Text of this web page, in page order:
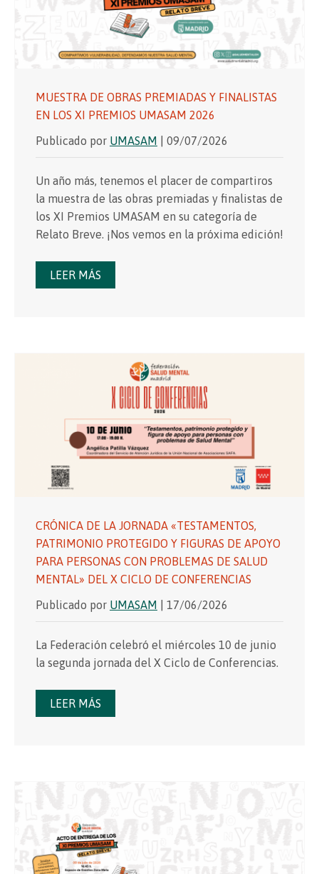
MUESTRA DE OBRAS PREMIADAS Y FINALISTAS
EN LOS XI PREMIOS UMASAM 2026
Publicado por UMASAM | 09/07/2026
Un año más, tenemos el placer de compartiros
la muestra de las obras premiadas y finalistas de
los XI Premios UMASAM en su categoría de
Relato Breve. ¡Nos vemos en la próxima edición!
LEER MÁS
CRÓNICA DE LA JORNADA «TESTAMENTOS,
PATRIMONIO PROTEGIDO Y FIGURAS DE APOYO
PARA PERSONAS CON PROBLEMAS DE SALUD
MENTAL» DEL X CICLO DE CONFERENCIAS
Publicado por UMASAM | 17/06/2026
La Federación celebró el miércoles 10 de junio
la segunda jornada del X Ciclo de Conferencias.
LEER MÁS